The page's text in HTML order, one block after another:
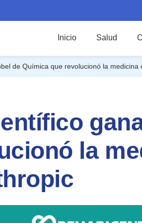
Inicio Salud
de Química que revolucionó la medicina
la